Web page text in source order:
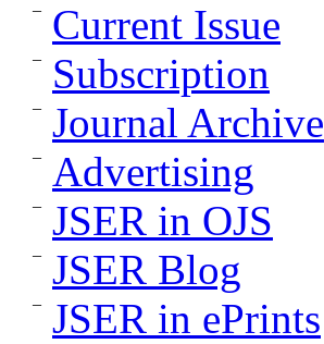
Current Issue
Subscription
Journal Archive
Advertising
JSER in OJS
JSER Blog
JSER in ePrints